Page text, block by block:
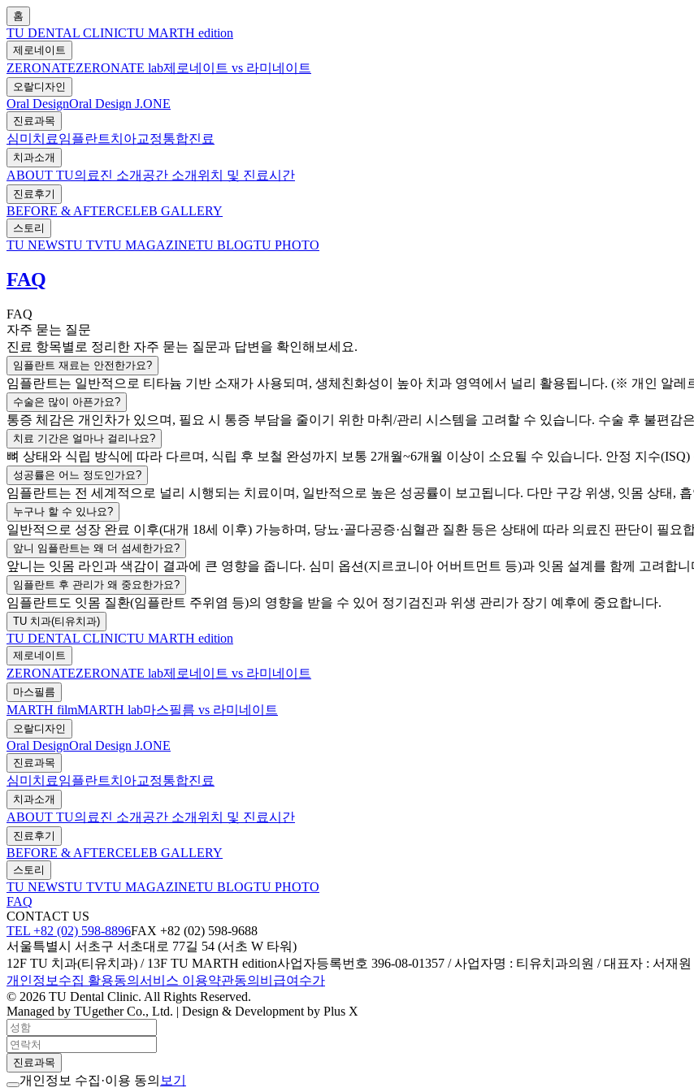
홈
TU DENTAL CLINICTU MARTH edition
제로네이트
ZERONATEZERONATE lab제로네이트 vs 라미네이트
오랄디자인
Oral DesignOral Design J.ONE
진료과목
심미치료임플란트치아교정통합진료
치과소개
ABOUT TU의료진 소개 공간 소개 위치 및 진료시간
진료후기
BEFORE & AFTERCELEB GALLERY
스토리
TU NEWSTU TVTU MAGAZINETU BLOGTU PHOTO
FAQ
FAQ
자주 묻는 질문
진료 항목별로 정리한 자주 묻는 질문과 답변을 확인해보세요.
임플란트 재료는 안전한가요?
임플란트는 일반적으로 티타늄 기반 소재가 사용되며, 생체친화성이 높아 치과 영역에서 널리 활용됩니다. (※ 개인 알레
수술은 많이 아픈가요?
통증 체감은 개인차가 있으며, 필요 시 통증 부담을 줄이기 위한 마취/관리 시스템을 고려할 수 있습니다. 수술 후 불편감
치료 기간은 얼마나 걸리나요?
뼈 상태와 식립 방식에 따라 다르며, 식립 후 보철 완성까지 보통 2개월~6개월 이상이 소요될 수 있습니다. 안정 지수
성공률은 어느 정도인가요?
임플란트는 전 세계적으로 널리 시행되는 치료이며, 일반적으로 높은 성공률이 보고됩니다. 다만 구강 위생, 잇몸 상태,
누구나 할 수 있나요?
일반적으로 성장 완료 이후(대개 18세 이후) 가능하며, 당뇨·골다공증·심혈관 질환 등은 상태에 따라 의료진 판단이 필요
앞니 임플란트는 왜 더 섬세한가요?
앞니는 잇몸 라인과 색감이 결과에 큰 영향을 줍니다. 심미 옵션(지르코니아 어버트먼트 등)과 잇몸 설계를 함께 고려합니
임플란트 후 관리가 왜 중요한가요?
임플란트도 잇몸 질환(임플란트 주위염 등)의 영향을 받을 수 있어 정기검진과 위생 관리가 장기 예후에 중요합니다.
TU 치과(티유치과)
TU DENTAL CLINICTU MARTH edition
제로네이트
ZERONATEZERONATE lab제로네이트 vs 라미네이트
마스필름
MARTH filmMARTH lab마스필름 vs 라미네이트
오랄디자인
Oral DesignOral Design J.ONE
진료과목
심미치료임플란트치아교정통합진료
치과소개
ABOUT TU의료진 소개 공간 소개 위치 및 진료시간
진료후기
BEFORE & AFTERCELEB GALLERY
스토리
TU NEWSTU TVTU MAGAZINETU BLOGTU PHOTO
FAQ
CONTACT US
TEL +82 (02) 598-8896FAX +82 (02) 598-9688
서울특별시 서초구 서초대로 77길 54 (서초 W 타워)
12F TU 치과(티유치과) / 13F TU MARTH edition사업자등록번호 396-08-01357 / 사업자명 : 티유치과의원 / 대표자 : 서재원
개인정보수집 활용동의 서비스 이용약관동의 비급여수가
© 2026 TU Dental Clinic. All Rights Reserved.
Managed by TUgether Co., Ltd. | Design & Development by Plus X
진료과목
개인정보 수집·이용 동의 보기